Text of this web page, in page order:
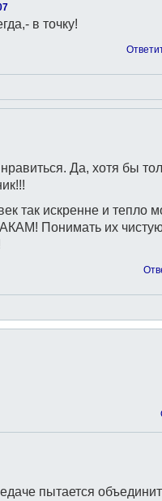
в точку!
Да, хотя бы
так искренне и тепло
Понимать их
пытается